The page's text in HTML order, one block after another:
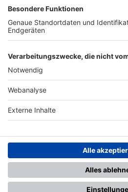
Nutzungsbedingungen Datenschutz